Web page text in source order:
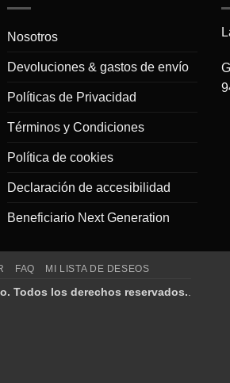
Nosotros
Devoluciones & gastos de envío
Políticas de Privacidad
Términos y Condiciones
Política de cookies
Declaración de accesibilidad
Beneficiario Next Generation
FAQ MI LISTA DE DESEOS
Todos los derechos reservados.